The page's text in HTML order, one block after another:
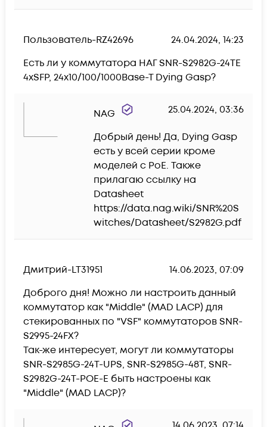
Пользователь-RZ42696
24.04.2024, 14:23
Есть ли у коммутатора НАГ SNR-S2982G-24TE
4xSFP, 24x10/100/1000Base-T Dying Gasp?
NAG 25.04.2024, 03:36
Добрый день! Да, Dying Gasp
есть у всей серии кроме
моделей с PoE. Также
прилагаю ссылку на
Datasheet
https://data.nag.wiki/SNR%20S
witches/Datasheet/S2982G.pdf
Дмитрий-LT31951
14.06.2023, 07:09
Доброго дня! Можно ли настроить данный
коммутатор как "Middle" (MAD LACP) для
стекированных по "VSF" коммутаторов SNR-
S2995-24FX?
Так-же интересует, могут ли коммутаторы
SNR-S2985G-24T-UPS, SNR-S2985G-48T, SNR-
S2982G-24T-POE-E быть настроены как
"Middle" (MAD LACP)?